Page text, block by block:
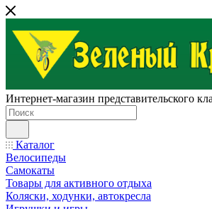
Интернет-магазин представительского
Каталог
Велосипеды
Самокаты
Товары для активного отдыха
Коляски, ходунки, автокресла